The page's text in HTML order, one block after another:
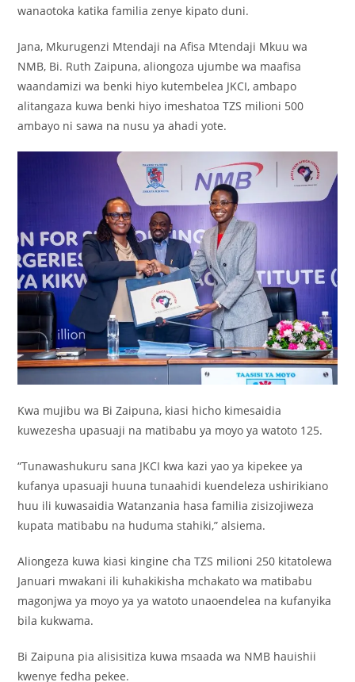
wanaotoka katika familia zenye kipato duni.
Jana, Mkurugenzi Mtendaji na Afisa Mtendaji Mkuu wa
NMB, Bi. Ruth Zaipuna, aliongoza ujumbe wa maafisa
waandamizi wa benki hiyo kutembelea JKCI, ambapo
alitangaza kuwa benki hiyo imeshatoa TZS milioni 500
ambayo ni sawa na nusu ya ahadi yote.
Kwa mujibu wa Bi Zaipuna, kiasi hicho kimesaidia
kuwezesha upasuaji na matibabu ya moyo ya watoto 125.
“Tunawashukuru sana JKCI kwa kazi yao ya kipekee ya
kufanya upasuaji huuna tunaahidi kuendeleza ushirikiano
huu ili kuwasaidia Watanzania hasa familia zisizojiweza
kupata matibabu na huduma stahiki,” alsiema.
Aliongeza kuwa kiasi kingine cha TZS milioni 250 kitatolewa
Januari mwakani ili kuhakikisha mchakato wa matibabu
magonjwa ya moyo ya ya watoto unaoendelea na kufanyika
bila kukwama.
Bi Zaipuna pia alisisitiza kuwa msaada wa NMB hauishii
kwenye fedha pekee.